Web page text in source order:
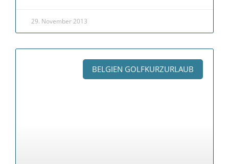
29. November 2013
BELGIEN GOLFKURZURLAUB